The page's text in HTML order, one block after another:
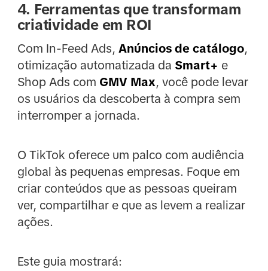
4. Ferramentas que transformam
criatividade em ROI
Com In-Feed Ads, Anúncios de catálogo,
otimização automatizada da Smart+ e
Shop Ads com GMV Max, você pode levar
os usuários da descoberta à compra sem
interromper a jornada.
O TikTok oferece um palco com audiência
global às pequenas empresas. Foque em
criar conteúdos que as pessoas queiram
ver, compartilhar e que as levem a realizar
ações.
Este guia mostrará: